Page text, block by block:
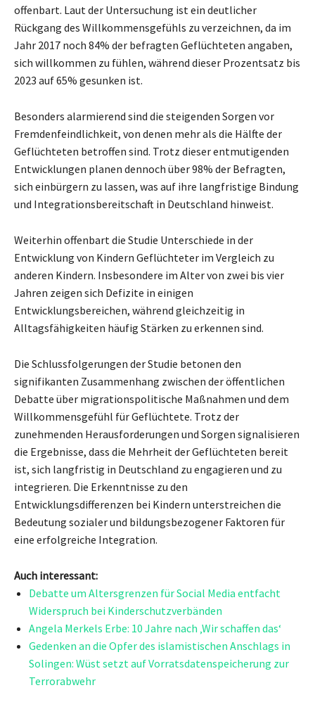
offenbart. Laut der Untersuchung ist ein deutlicher
Rückgang des Willkommensgefühls zu verzeichnen, da im
Jahr 2017 noch 84% der befragten Geflüchteten angaben,
sich willkommen zu fühlen, während dieser Prozentsatz bis
2023 auf 65% gesunken ist.
Besonders alarmierend sind die steigenden Sorgen vor
Fremdenfeindlichkeit, von denen mehr als die Hälfte der
Geflüchteten betroffen sind. Trotz dieser entmutigenden
Entwicklungen planen dennoch über 98% der Befragten,
sich einbürgern zu lassen, was auf ihre langfristige Bindung
und Integrationsbereitschaft in Deutschland hinweist.
Weiterhin offenbart die Studie Unterschiede in der
Entwicklung von Kindern Geflüchteter im Vergleich zu
anderen Kindern. Insbesondere im Alter von zwei bis vier
Jahren zeigen sich Defizite in einigen
Entwicklungsbereichen, während gleichzeitig in
Alltagsfähigkeiten häufig Stärken zu erkennen sind.
Die Schlussfolgerungen der Studie betonen den
signifikanten Zusammenhang zwischen der öffentlichen
Debatte über migrationspolitische Maßnahmen und dem
Willkommensgefühl für Geflüchtete. Trotz der
zunehmenden Herausforderungen und Sorgen signalisieren
die Ergebnisse, dass die Mehrheit der Geflüchteten bereit
ist, sich langfristig in Deutschland zu engagieren und zu
integrieren. Die Erkenntnisse zu den
Entwicklungsdifferenzen bei Kindern unterstreichen die
Bedeutung sozialer und bildungsbezogener Faktoren für
eine erfolgreiche Integration.
Auch interessant:
Debatte um Altersgrenzen für Social Media entfacht
Widerspruch bei Kinderschutzverbänden
Angela Merkels Erbe: 10 Jahre nach ‚Wir schaffen das‘
Gedenken an die Opfer des islamistischen Anschlags in
Solingen: Wüst setzt auf Vorratsdatenspeicherung zur
Terrorabwehr